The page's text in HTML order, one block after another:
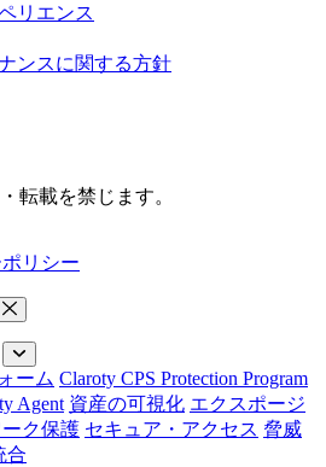
リエンス
ンスに関する方針
転載を禁じます。
リシー
メニューを閉じる
ーム Claroty CPS Protection Program
Agent 資産の可視化 エクスポージ
ク保護 セキュア・アクセス 脅威
合